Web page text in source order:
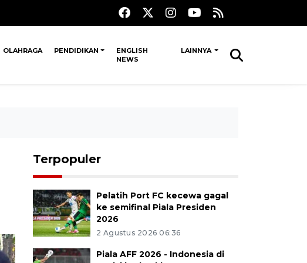
OLAHRAGA PENDIDIKAN
ENGLISH
NEWS
LAINNYA
Terpopuler
Pelatih Port FC kecewa gagal
ke semifinal Piala Presiden
2026
2 Agustus 2026 06:36
Piala AFF 2026 - Indonesia di